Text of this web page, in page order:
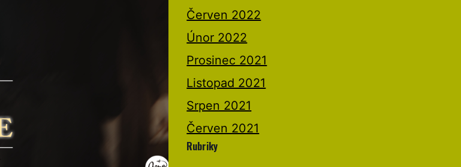
Červen 2022
Únor 2022
Prosinec 2021
Listopad 2021
Srpen 2021
Červen 2021
Rubriky